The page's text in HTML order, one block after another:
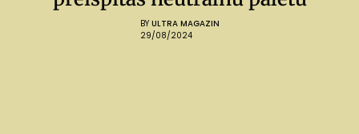
BY ULTRA MAGAZIN
29/08/2024